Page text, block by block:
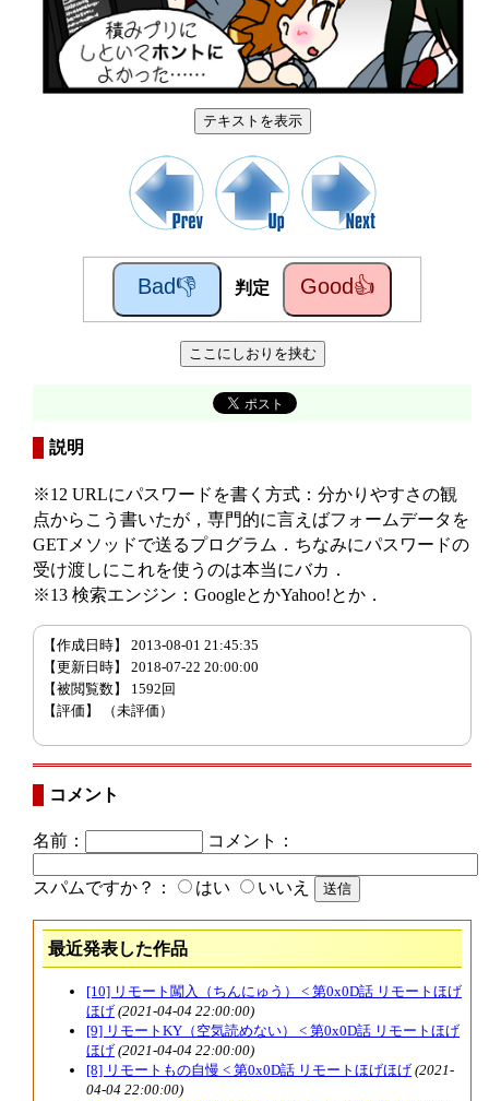
テキストを表示
Bad👎 判定 Good👍
ここにしおりを挟む
説明
※12 URLにパスワードを書く方式：分かりやすさの観
点からこう書いたが，専門的に言えばフォームデータを
GETメソッドで送るプログラム．ちなみにパスワードの
受け渡しにこれを使うのは本当にバカ．
※13 検索エンジン：GoogleとかYahoo!とか．
【作成日時】 2013-08-01 21:45:35
【更新日時】 2018-07-22 20:00:00
【被閲覧数】 1592回
【評価】
（未評価）
コメント
名前： コメント：
スパムですか？： はい いいえ
最近発表した作品
[10] リモート闖入（ちんにゅう） < 第0x0D話 リモートほげ
ほげ (2021-04-04 22:00:00)
[9] リモートKY（空気読めない） < 第0x0D話 リモートほげ
ほげ (2021-04-04 22:00:00)
[8] リモートもの自慢 < 第0x0D話 リモートほげほげ (2021-
04-04 22:00:00)